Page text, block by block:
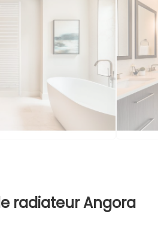
radiateur Angora